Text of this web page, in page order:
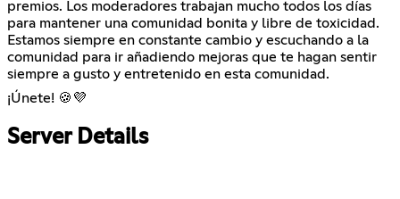
premios. Los moderadores trabajan mucho todos los días
para mantener una comunidad bonita y libre de toxicidad.
Estamos siempre en constante cambio y escuchando a la
comunidad para ir añadiendo mejoras que te hagan sentir
siempre a gusto y entretenido en esta comunidad.
¡Únete! 🍪💜
Server Details